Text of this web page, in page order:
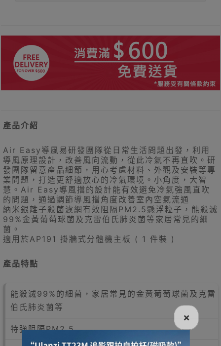
產品介紹
Air Easy導風易研發團隊從日常生活問題出發，利用
導風原理設計，改善風向流動，從此冷氣不再直吹。研
發團隊留意產品細節，用心考慮材料、外觀及安裝等專
業問題，打造更舒適放心的冷氣環境。小角度，大智
慧。Air Easy導風擋的設計能有效避免冷氣強風直吹
的問題，通過調節導風擋角度改善室內空氣流通
納米銀離子殺菌濾網有效阻隔PM2.5懸浮粒子，能殺滅
99%金黃葡萄球菌及克雷伯氏肺炎菌等家居常見的細
菌。
適用於AP191 掛牆式分體機主板 ( 1 件裝 )
產品特點
能殺滅99%的細菌，家居常見的金黃葡萄球菌及克雷
伯氏肺炎菌等
特強阻隔PM2.5
×